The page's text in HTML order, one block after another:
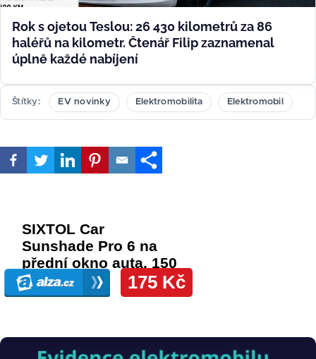
Rok s ojetou Teslou: 26 430 kilometrů za 86
haléřů na kilometr. Čtenář Filip zaznamenal
úplně každé nabíjení
Štítky EV novinky Elektromobilita Elektromobil
Obrázek